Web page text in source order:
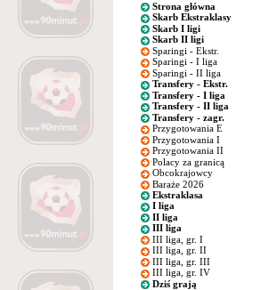
Strona główna
Skarb Ekstraklasy
Skarb I ligi
Skarb II ligi
Sparingi - Ekstr.
Sparingi - I liga
Sparingi - II liga
Transfery - Ekstr.
Transfery - I liga
Transfery - II liga
Transfery - zagr.
Przygotowania E
Przygotowania I
Przygotowania II
Polacy za granicą
Obcokrajowcy
Baraże 2026
Ekstraklasa
I liga
II liga
III liga
III liga, gr. I
III liga, gr. II
III liga, gr. III
III liga, gr. IV
Dziś grają